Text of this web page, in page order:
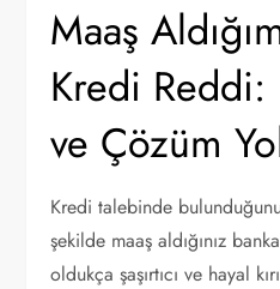
Maaş
Kredi
ve Çözüm
Kredi talebinde
şekilde maaş aldığınız
oldukça şaşırtıcı ve hayal